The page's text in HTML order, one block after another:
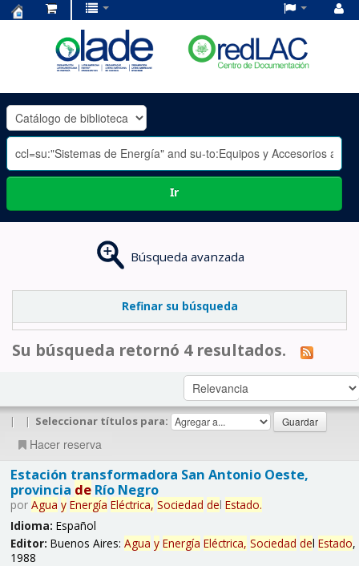
OLADE
-
Ir
Búsqueda avanzada
Refinar su búsqueda
Su búsqueda retornó 4 resultados.
| | Seleccionar títulos para:
Hacer reserva
Estación transformadora San Antonio Oeste,
provincia deRío Negro
por Agua y Energía Eléctrica, Sociedad del Estado.
Idioma: Español
Editor: Buenos Aires: Agua y Energía Eléctrica, Sociedad del Estado,
1988